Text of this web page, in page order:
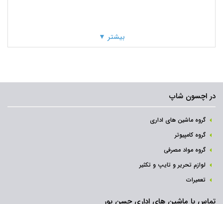
بیشتر ▼
در اچسون شاپ
گروه ماشین های اداری
گروه کامپیوتر
گروه مواد مصرفی
لوازم تحریر و تایپ و تکثیر
تعمیرات
تماس با ماشین های اداری حسن پور